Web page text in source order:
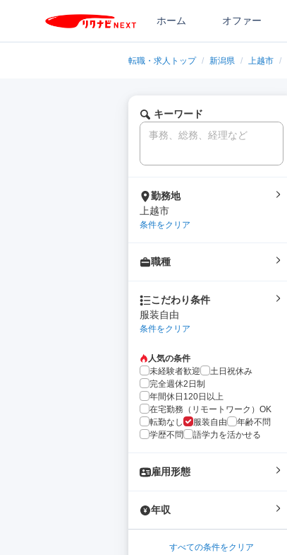
ホーム オファー
転職・求人トップ / 新潟県 / 上越市 /
キーワード
勤務地
上越市
条件をクリア
職種
こだわり条件
服装自由
条件をクリア
人気の条件
未経験者歓迎
土日祝休み
完全週休2日制
年間休日120日以上
在宅勤務（リモートワーク）OK
転勤なし
服装自由
年齢不問
学歴不問
語学力を活かせる
雇用形態
年収
すべての条件をクリア